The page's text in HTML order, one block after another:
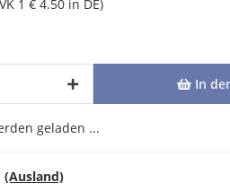
1 € 4.50 in DE)
In
geladen ...
(Ausland)